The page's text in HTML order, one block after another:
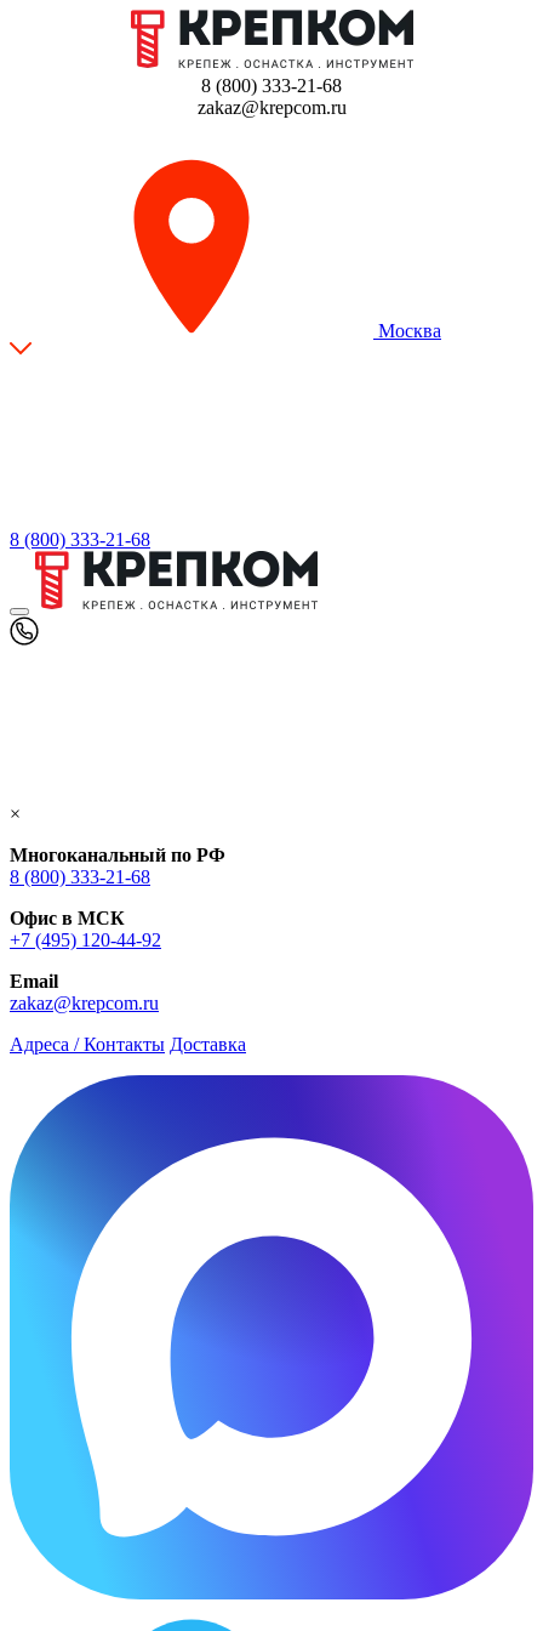
8 (800) 333-21-68
zakaz@krepcom.ru
Москва
8 (800) 333-21-68
×
Многоканальный по РФ
8 (800) 333‑21-68
Офис в МСК
+7 (495) 120-44-92
Email
zakaz@krepcom.ru
Адреса / Контакты Доставка